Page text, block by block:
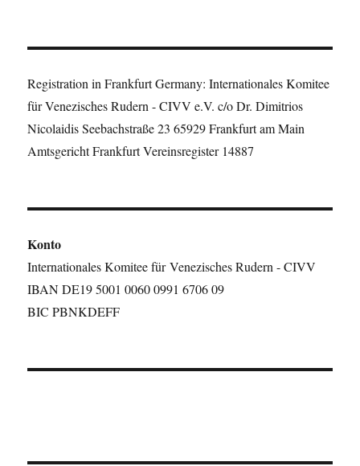
Registration in Frankfurt Germany: Internationales Komitee
für Venezisches Rudern - CIVV e.V. c/o Dr. Dimitrios
Nicolaidis Seebachstraße 23 65929 Frankfurt am Main
Amtsgericht Frankfurt Vereinsregister 14887
Konto
Internationales Komitee für Venezisches Rudern - CIVV
IBAN DE19 5001 0060 0991 6706 09
BIC PBNKDEFF